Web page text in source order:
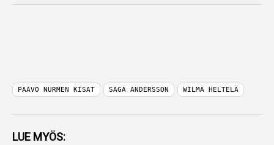
PAAVO NURMEN KISAT SAGA ANDERSSON WILMA HELTELÄ
LUE MYÖS: